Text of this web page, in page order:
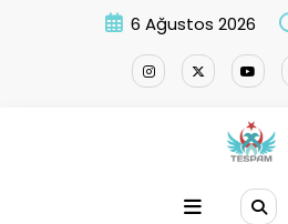
6 Ağustos 2026